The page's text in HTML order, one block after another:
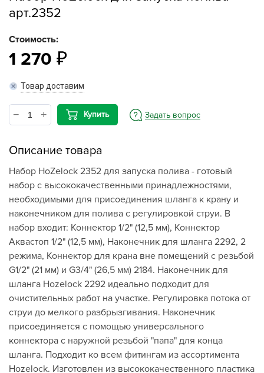
арт.2352
Стоимость:
1 270
Товар доставим
Купить Задать вопрос
Описание товара
Набор HoZelock 2352 для запуска полива - готовый
набор с высококачественными принадлежностями,
необходимыми для присоединения шланга к крану и
наконечником для полива с регулировкой струи. В
набор входит: Коннектор 1/2" (12,5 мм), Коннектор
Аквастоп 1/2" (12,5 мм), Наконечник для шланга 2292, 2
режима, Коннектор для крана вне помещений с резьбой
G1/2" (21 мм) и G3/4" (26,5 мм) 2184. Наконечник для
шланга Hozelock 2292 идеально подходит для
очистительных работ на участке. Регулировка потока от
струи до мелкого разбрызгивания. Наконечник
присоединяется с помощью универсального
коннектора с наружной резьбой "папа" для конца
шланга. Подходит ко всем фитингам из ассортимента
Hozelock. Изготовлен из высококачественного пластика